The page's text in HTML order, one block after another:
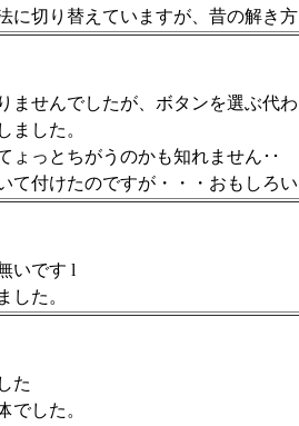
に切り替えていますが、昔の解き
ませんでしたが、ボタンを選ぶ代
ました。
ょっとちがうのかも知れません･･
て付けたのですが・・・おもしろ
いです l
した。
た
でした。